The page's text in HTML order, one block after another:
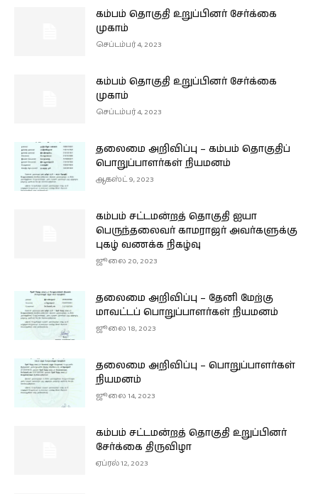
கம்பம் தொகுதி உறுப்பினர் சேர்க்கை
முகாம்
செப்டம்பர் 4, 2023
கம்பம் தொகுதி உறுப்பினர் சேர்க்கை
முகாம்
செப்டம்பர் 4, 2023
தலைமை அறிவிப்பு – கம்பம் தொகுதிப்
பொறுப்பாளர்கள் நியமனம்
ஆகஸ்ட் 9, 2023
கம்பம் சட்டமன்றத் தொகுதி ஐயா
பெருந்தலைவர் காமராஜர் அவர்களுக்கு
புகழ் வணக்க நிகழ்வு
ஜூலை 20, 2023
தலைமை அறிவிப்பு – தேனி மேற்கு
மாவட்டப் பொறுப்பாளர்கள் நியமனம்
ஜூலை 18, 2023
தலைமை அறிவிப்பு – பொறுப்பாளர்கள்
நியமனம்
ஜூலை 14, 2023
கம்பம் சட்டமன்றத் தொகுதி உறுப்பினர்
சேர்க்கை திருவிழா
ஏப்ரல் 12, 2023